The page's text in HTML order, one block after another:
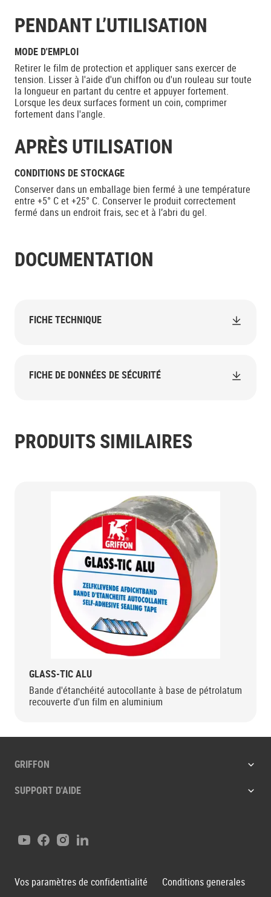
PENDANT L’UTILISATION
MODE D'EMPLOI
Retirer le film de protection et appliquer sans exercer de
tension. Lisser à l'aide d'un chiffon ou d'un rouleau sur toute
la longueur en partant du centre et appuyer fortement.
Lorsque les deux surfaces forment un coin, comprimer
fortement dans l'angle.
APRÈS UTILISATION
CONDITIONS DE STOCKAGE
Conserver dans un emballage bien fermé à une température
entre +5° C et +25° C. Conserver le produit correctement
fermé dans un endroit frais, sec et à l’abri du gel.
DOCUMENTATION
FICHE TECHNIQUE
FICHE DE DONNÉES DE SÉCURITÉ
PRODUITS SIMILAIRES
GLASS-TIC ALU
Bande d'étanchéité autocollante à base de pétrolatum
recouverte d'un film en aluminium
GRIFFON
SUPPORT D'AIDE
YoutubeFacebook
Instagram
LinkedIn
Vos paramètres de confidentialité Conditions generales